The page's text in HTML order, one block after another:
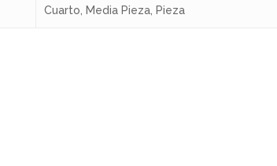
Cuarto, Media Pieza, Pieza